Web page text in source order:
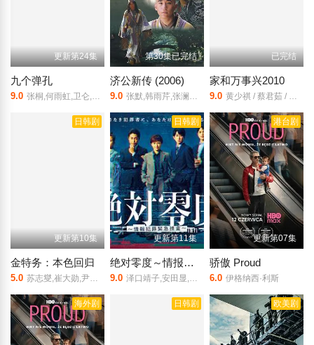
更新第24集
九个弹孔
9.0 张桐,何雨虹,卫仑,徐百慧,杨轶,齐奎,孙绍龙,傅亨
第30集已完结
济公新传 (2006)
9.0 张默,韩雨芹,张澜澜,张国立
已完结
家和万事兴2010
9.0 黄少祺 / 蔡君茹 / 张凤书 / 谢承均 / 连静雯
日韩剧
更新第10集
金特务：本色回归
5.0 苏志燮,崔大勋,尹敬浩,金成圭,孙娜恩
日韩剧
更新第11集
绝对零度～情报犯罪紧急搜查～
9.0 泽口靖子,安田显,黑岛结菜,一之濑飒,马场园梓,金田哲,松角洋平,白本彩奈,板谷由夏
港台剧
更新第07集
骄傲 Proud
6.0 伊格纳西·利斯
海外剧 日韩剧 欧美剧